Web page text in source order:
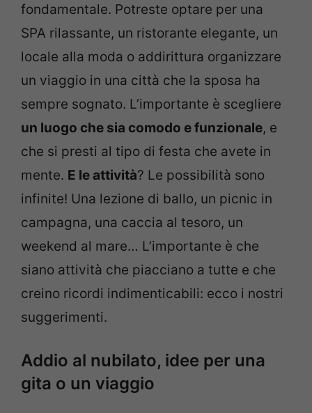
fondamentale. Potreste optare per una
SPA rilassante, un ristorante elegante, un
locale alla moda o addirittura organizzare
un viaggio in una città che la sposa ha
sempre sognato. L’importante è scegliere
un luogo che sia comodo e funzionale, e
che si presti al tipo di festa che avete in
mente. E le attività? Le possibilità sono
infinite! Una lezione di ballo, un picnic in
campagna, una caccia al tesoro, un
weekend al mare… L’importante è che
siano attività che piacciano a tutte e che
creino ricordi indimenticabili: ecco i nostri
suggerimenti.
Addio al nubilato, idee per una
gita o un viaggio